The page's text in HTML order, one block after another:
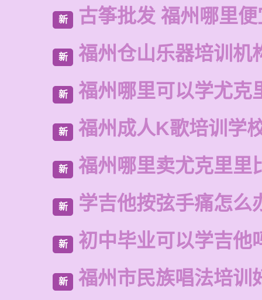
新 古筝批发 福州哪里
新 福州仓山乐器培训机
新 福州哪里可以学尤克
新 福州成人K歌培训学
新 福州哪里卖尤克里里
新 学吉他按弦手痛怎么
新 初中毕业可以学吉他
新 福州市民族唱法培训